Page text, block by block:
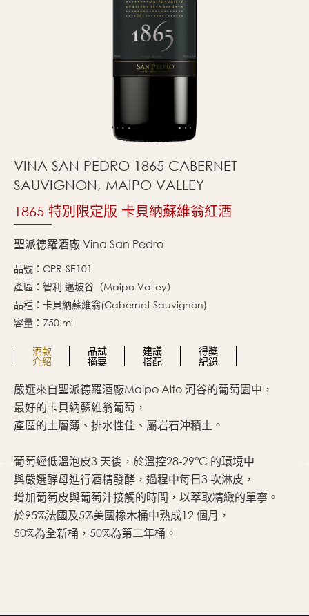
VINA SAN PEDRO 1865 CABERNET
SAUVIGNON, MAIPO VALLEY
1865 特別限定版 卡貝納蘇維翁紅酒
聖派德羅酒廠 Vina San Pedro
品號：CPR-SE101
產區：智利 邁坡谷（Maipo Valley）
品種：卡貝納蘇維翁(Cabernet Sauvignon)
容量：750 ml
酒款
介紹
品試
摘要
建議
搭配
得獎
紀錄
嚴選來自聖派德羅酒廠Maipo Alto 河谷的葡萄園中，
最好的卡貝納蘇維翁葡萄，
產區的土層薄、排水性佳、屬岩石沖積土。
葡萄經低溫泡皮3 天後，於溫控28-29°C 的環境中
與嚴選酵母進行酒精發酵，過程中每日3 次淋皮，
增加葡萄皮與葡萄汁接觸的時間，以萃取精緻的單寧。
於95%法國及5%美國橡木桶中熟成12 個月，
50%為全新桶，50%為第二年桶。